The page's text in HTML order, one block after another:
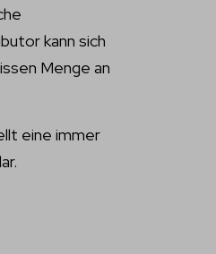
kann sich
Menge an
eine immer